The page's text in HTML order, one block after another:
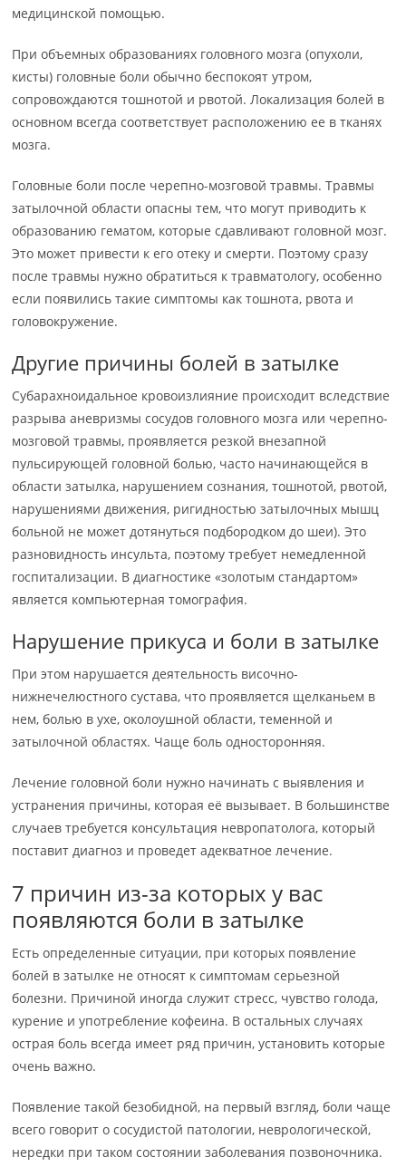
медицинской помощью.
При объемных образованиях головного мозга (опухоли,
кисты) головные боли обычно беспокоят утром,
сопровождаются тошнотой и рвотой. Локализация болей в
основном всегда соответствует расположению ее в тканях
мозга.
Головные боли после черепно-мозговой травмы. Травмы
затылочной области опасны тем, что могут приводить к
образованию гематом, которые сдавливают головной мозг.
Это может привести к его отеку и смерти. Поэтому сразу
после травмы нужно обратиться к травматологу, особенно
если появились такие симптомы как тошнота, рвота и
головокружение.
Другие причины болей в затылке
Субарахноидальное кровоизлияние происходит вследствие
разрыва аневризмы сосудов головного мозга или черепно-
мозговой травмы, проявляется резкой внезапной
пульсирующей головной болью, часто начинающейся в
области затылка, нарушением сознания, тошнотой, рвотой,
нарушениями движения, ригидностью затылочных мышц
больной не может дотянуться подбородком до шеи). Это
разновидность инсульта, поэтому требует немедленной
госпитализации. В диагностике «золотым стандартом»
является компьютерная томография.
Нарушение прикуса и боли в затылке
При этом нарушается деятельность височно-
нижнечелюстного сустава, что проявляется щелканьем в
нем, болью в ухе, околоушной области, теменной и
затылочной областях. Чаще боль односторонняя.
Лечение головной боли нужно начинать с выявления и
устранения причины, которая её вызывает. В большинстве
случаев требуется консультация невропатолога, который
поставит диагноз и проведет адекватное лечение.
7 причин из-за которых у вас
появляются боли в затылке
Есть определенные ситуации, при которых появление
болей в затылке не относят к симптомам серьезной
болезни. Причиной иногда служит стресс, чувство голода,
курение и употребление кофеина. В остальных случаях
острая боль всегда имеет ряд причин, установить которые
очень важно.
Появление такой безобидной, на первый взгляд, боли чаще
всего говорит о сосудистой патологии, неврологической,
нередки при таком состоянии заболевания позвоночника.